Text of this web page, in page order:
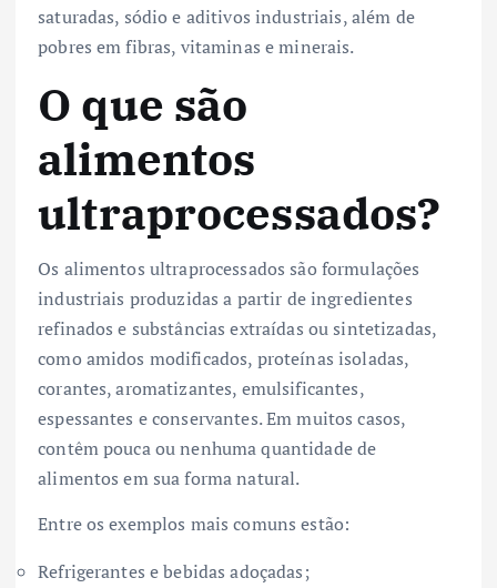
saturadas, sódio e aditivos industriais, além de
pobres em fibras, vitaminas e minerais.
O que são
alimentos
ultraprocessados?
Os alimentos ultraprocessados são formulações
industriais produzidas a partir de ingredientes
refinados e substâncias extraídas ou sintetizadas,
como amidos modificados, proteínas isoladas,
corantes, aromatizantes, emulsificantes,
espessantes e conservantes. Em muitos casos,
contêm pouca ou nenhuma quantidade de
alimentos em sua forma natural.
Entre os exemplos mais comuns estão:
Refrigerantes e bebidas adoçadas;